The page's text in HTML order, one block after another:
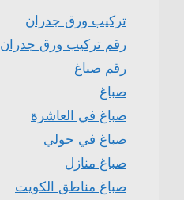
تركيب ورق جدران
رقم تركيب ورق جدران
رقم صباغ
صباغ
صباغ في العاشرة
صباغ في حولي
صباغ منازل
صباغ مناطق الكويت